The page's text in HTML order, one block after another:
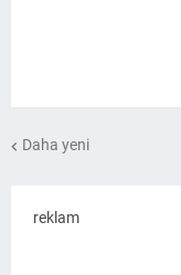
Daha yeni
reklam